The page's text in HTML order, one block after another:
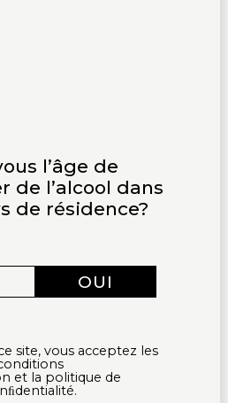
:
l’âge de
de l’alcool dans
de résidence?
OUI
site, vous acceptez les
et la politique de